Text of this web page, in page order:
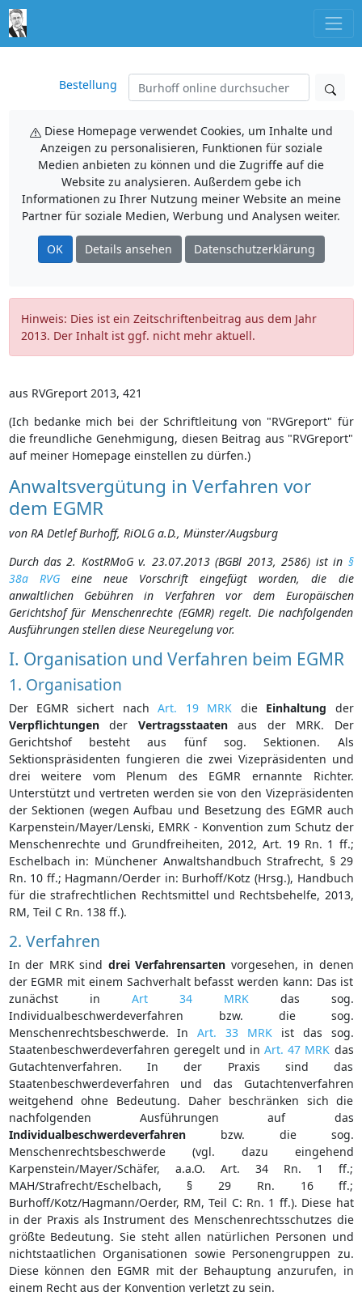
Bestellung
Diese Homepage verwendet Cookies, um Inhalte und
Anzeigen zu personalisieren, Funktionen für soziale
Medien anbieten zu können und die Zugriffe auf die
Website zu analysieren. Außerdem gebe ich
Informationen zu Ihrer Nutzung meiner Website an meine
Partner für soziale Medien, Werbung und Analysen weiter.
OK Details ansehen Datenschutzerklärung
Hinweis: Dies ist ein Zeitschriftenbeitrag aus dem Jahr
2013. Der Inhalt ist ggf. nicht mehr aktuell.
aus RVGreport 2013, 421
(Ich bedanke mich bei der Schriftleitung von "RVGreport" für
die freundliche Genehmigung, diesen Beitrag aus "RVGreport"
auf meiner Homepage einstellen zu dürfen.)
Anwaltsvergütung in Verfahren vor
dem EGMR
von RA Detlef Burhoff, RiOLG a.D., Münster/Augsburg
Durch das2. KostRMoG v. 23.07.2013 (BGBl 2013, 2586) ist in §
38a RVGeine neue Vorschrift eingefügt worden, die die
anwaltlichen Gebühren in Verfahren vor dem Europäischen
Gerichtshof für Menschenrechte (EGMR) regelt. Die nachfolgenden
Ausführungen stellen diese Neuregelung vor.
I. Organisation und Verfahren beim EGMR
1. Organisation
Der EGMR sichert nachArt. 19 MRK die Einhaltung der
Verpflichtungender Vertragsstaatenaus der MRK. Der
Gerichtshof besteht aus fünf sog. Sektionen. Als
Sektionspräsidenten fungieren die zwei Vizepräsidenten und
drei weitere vom Plenum des EGMR ernannte Richter.
Unterstützt und vertreten werden sie von den Vizepräsidenten
der Sektionen (wegen Aufbau und Besetzung des EGMR auch
Karpenstein/Mayer/Lenski, EMRK - Konvention zum Schutz der
Menschenrechte und Grundfreiheiten, 2012, Art. 19 Rn. 1 ff.;
Eschelbach in: Münchener Anwaltshandbuch Strafrecht, § 29
Rn. 10 ff.; Hagmann/Oerder in: Burhoff/Kotz (Hrsg.), Handbuch
für die strafrechtlichen Rechtsmittel und Rechtsbehelfe, 2013,
RM, Teil C Rn. 138 ff.).
2. Verfahren
In der MRK sind drei Verfahrensarten vorgesehen, in denen
der EGMR mit einem Sachverhalt befasst werden kann: Das ist
zunächst in Art 34 MRKdas sog.
Individualbeschwerdeverfahren bzw. die sog.
Menschenrechtsbeschwerde. InArt. 33 MRKist das sog.
Staatenbeschwerdeverfahren geregelt und inArt. 47 MRK das
Gutachtenverfahren. In der Praxis sind das
Staatenbeschwerdeverfahren und das Gutachtenverfahren
weitgehend ohne Bedeutung. Daher beschränken sich die
nachfolgenden Ausführungen auf das
Individualbeschwerdeverfahrenbzw. die sog.
Menschenrechtsbeschwerde (vgl. dazu eingehend
Karpenstein/Mayer/Schäfer, a.a.O. Art. 34 Rn. 1 ff.;
MAH/Strafrecht/Eschelbach, § 29 Rn. 16 ff.;
Burhoff/Kotz/Hagmann/Oerder, RM, Teil C: Rn. 1 ff.). Diese hat
in der Praxis als Instrument des Menschenrechtsschutzes die
größte Bedeutung. Sie steht allen natürlichen Personen und
nichtstaatlichen Organisationen sowie Personengruppen zu.
Diese können den EGMR mit der Behauptung anzurufen, in
einem Recht aus der Konvention verletzt zu sein.